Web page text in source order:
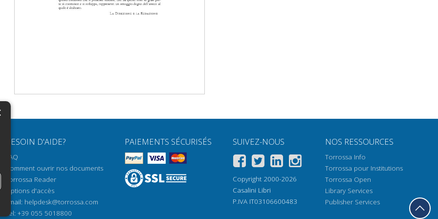
BESOIN D'AIDE?
FAQ
Comment ouvrir nos documents
Torrossa Reader
Options d'accès
Email: helpdesk@torrossa.com
Tel: +39 055 5018800
PAIEMENTS SÉCURISÉS SUIVEZ-NOUS
Copyright 2000-2026
Casalini Libri
P.IVA IT03106600483
NOS RESSOURCES
Torrossa Info
Torrossa pour Institutions
Torrossa Open
Library Services
Publisher Services